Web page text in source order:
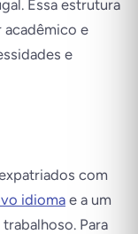
Essa estrutura
acadêmico e
e
com
idioma e a um
Para